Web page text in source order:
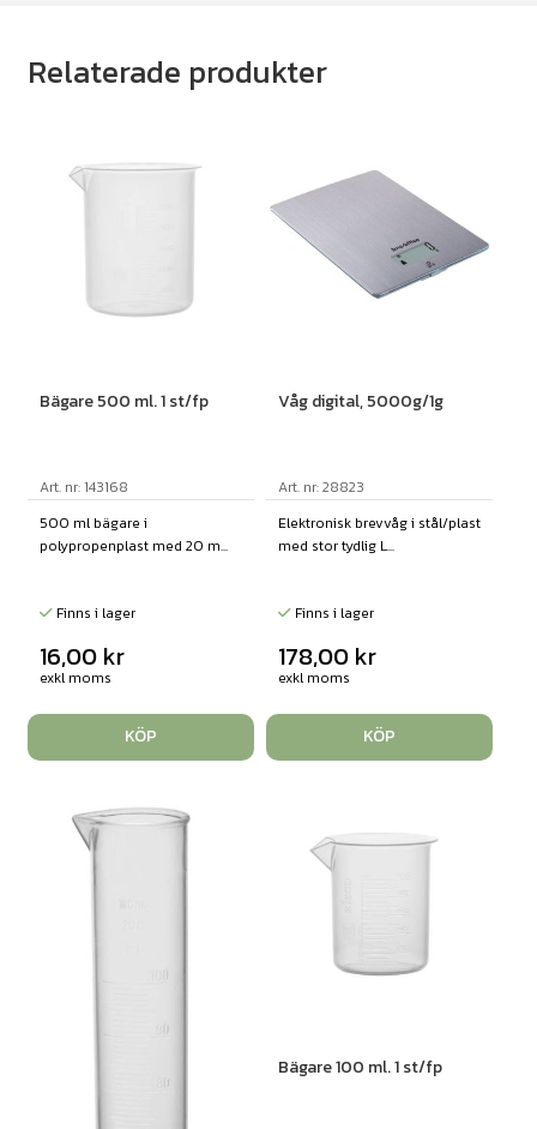
Relaterade produkter
Bägare 500 ml. 1 st/fp
Art. nr: 143168
500 ml bägare i
polypropenplast med 20 m...
Finns i lager
16,00 kr
exkl moms
KÖP
Våg digital, 5000g/1g
Art. nr: 28823
Elektronisk brevvåg i stål/plast
med stor tydlig L...
Finns i lager
178,00 kr
exkl moms
KÖP
Bägare 100 ml. 1 st/fp